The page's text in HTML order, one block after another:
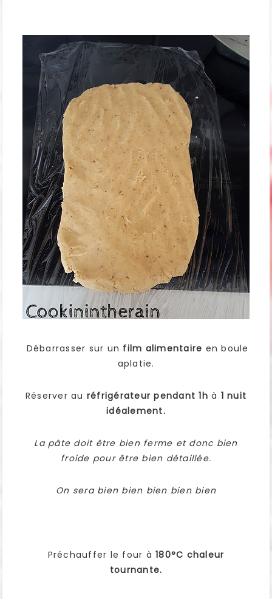
Débarrasser sur un film alimentaire en boule
aplatie.
Réserver au réfrigérateur pendant 1hà 1 nuit
idéalement.
La pâte doit être bien ferme et donc bien
froide pour être bien détaillée.
On sera bien bien bien bien bien
Préchauffer le four à180°C chaleur
tournante.